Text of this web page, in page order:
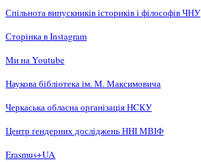
Спільнота випускників істориків і філософів ЧНУ
Сторінка в Instagram
Ми на Youtube
Наукова бібліотека ім. М. Максимовича
Черкаська обласна організація НCКУ
Центр ґендерних досліджень ННІ МВІФ
Erasmus+UA